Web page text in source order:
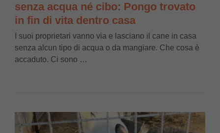
senza acqua né cibo: Pongo trovato
in fin di vita dentro casa
I suoi proprietari vanno via e lasciano il cane in casa
senza alcun tipo di acqua o da mangiare. Che cosa è
accaduto. Ci sono …